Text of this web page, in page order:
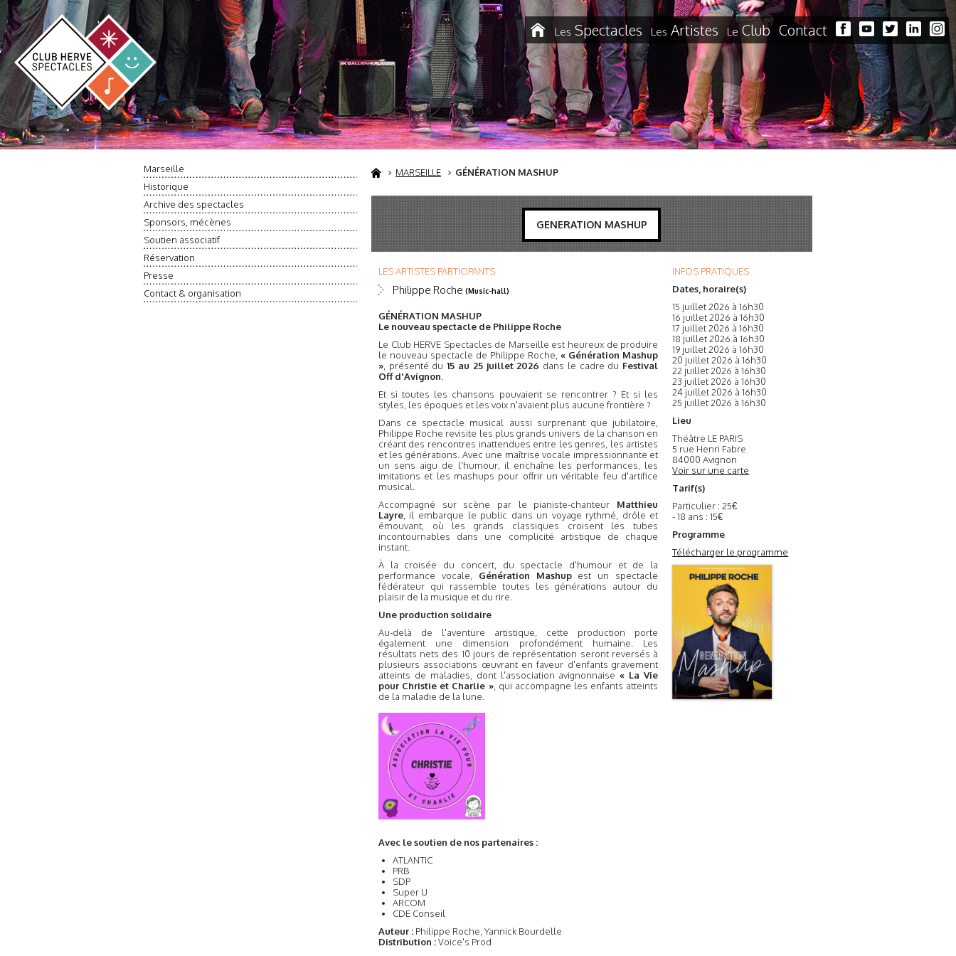
Les Spectacles Les Artistes LeClub Contact
Marseille
Historique
Archive des spectacles
Sponsors, mécènes
Soutien associatif
Réservation
Presse
Contact & organisation
MARSEILLE GÉNÉRATION MASHUP
GENERATION MASHUP
LES ARTISTES PARTICIPANTS
Philippe Roche (Music-hall)
GÉNÉRATION MASHUP
Le nouveau spectacle de Philippe Roche
Le Club HERVE Spectacles de Marseille est heureux de produire
le nouveau spectacle de Philippe Roche,« Génération Mashup
», présenté du15 au 25 juillet 2026 dans le cadre du Festival
Off d'Avignon
Et si toutes les chansons pouvaient se rencontrer ? Et si les
styles, les époques et les voix n'avaient plus aucune frontière ?
Dans ce spectacle musical aussi surprenant que jubilatoire,
Philippe Roche revisite les plus grands univers de la chanson en
créant des rencontres inattendues entre les genres, les artistes
et les générations. Avec une maîtrise vocale impressionnante et
un sens aigu de l'humour, il enchaîne les performances, les
imitations et les mashups pour offrir un véritable feu d'artifice
musical.
Accompagné sur scène par le pianiste-chanteur Matthieu
Layre, il embarque le public dans un voyage rythmé, drôle et
émouvant, où les grands classiques croisent les tubes
incontournables dans une complicité artistique de chaque
instant.
À la croisée du concert, du spectacle d'humour et de la
performance vocale, Génération Mashupest un spectacle
fédérateur qui rassemble toutes les générations autour du
plaisir de la musique et du rire.
Une production solidaire
Au-delà de l'aventure artistique, cette production porte
également une dimension profondément humaine. Les
résultats nets des 10 jours de représentation seront reversés à
plusieurs associations œuvrant en faveur d'enfants gravement
atteints de maladies, dont l'association avignonnaise« La Vie
pour Christie et Charlie », qui accompagne les enfants atteints
de la maladie de la lune.
Avec le soutien de nos partenaires :
ATLANTIC
PRB
SDP
Super U
ARCOM
CDE Conseil
Auteur :Philippe Roche, Yannick Bourdelle
Distribution :Voice's Prod
INFOS PRATIQUES
Dates, horaire(s)
15 juillet 2026 à 16h30
16 juillet 2026 à 16h30
17 juillet 2026 à 16h30
18 juillet 2026 à 16h30
19 juillet 2026 à 16h30
20 juillet 2026 à 16h30
22 juillet 2026 à 16h30
23 juillet 2026 à 16h30
24 juillet 2026 à 16h30
25 juillet 2026 à 16h30
Lieu
Théâtre LE PARIS
5 rue Henri Fabre
84000 Avignon
Voir sur une carte
Tarif(s)
Particulier : 25€
- 18 ans : 15€
Programme
Télécharger le programme